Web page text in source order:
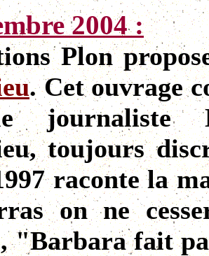
2004 :
Plon
. Cet ouvrage
journaliste
toujours
raconte la
on ne
"Barbara fait